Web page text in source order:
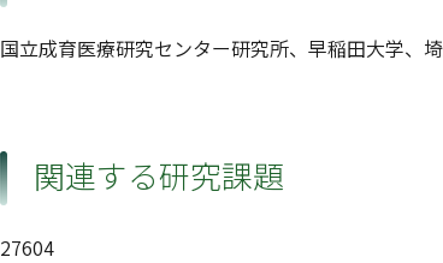
国立成育医療研究センター研究所、早稲田大学、
関連する研究課題
27604